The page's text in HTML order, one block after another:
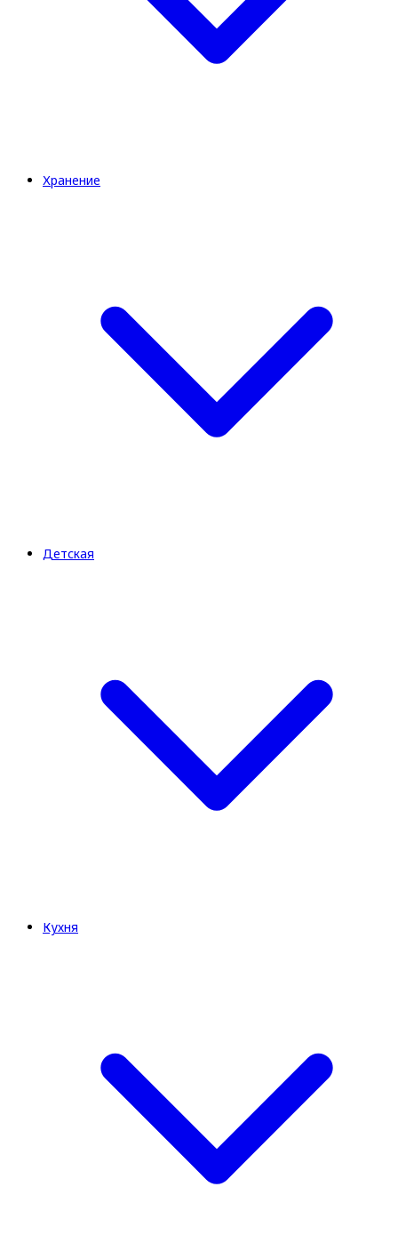
Хранение
Детская
Кухня